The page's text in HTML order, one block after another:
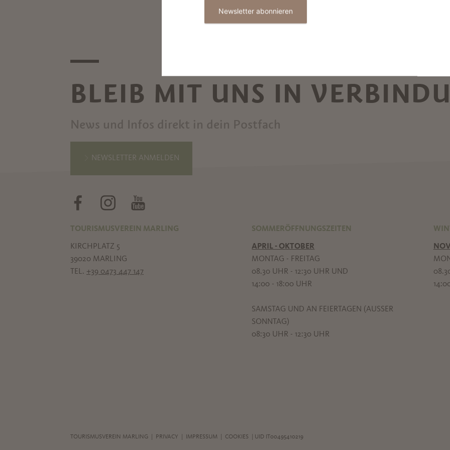
BLEIB MIT UNS IN
News und Infos direkt in dein Postfach
NEWSLETTER ANMELDEN
TOURISMUSVEREIN MARLING
KIRCHPLATZ 5
39020 MARLING
TEL. +39 0473 447 147
SOMMERÖFFNUNGSZEITEN
APRIL - OKTOBER
MONTAG - FREITAG
08.30 UHR - 12:30 UHR UND
14:00 - 18:00 UHR
SAMSTAG UND AN FEIERTAGEN (AUSSER S
ONNTAG)
08:30 UHR - 12:30 UHR
TOURISMUSVEREIN MARLING | PRIVACY IMPRESSUM COOKIES | UID IT00495410219
Newsletter abonnieren